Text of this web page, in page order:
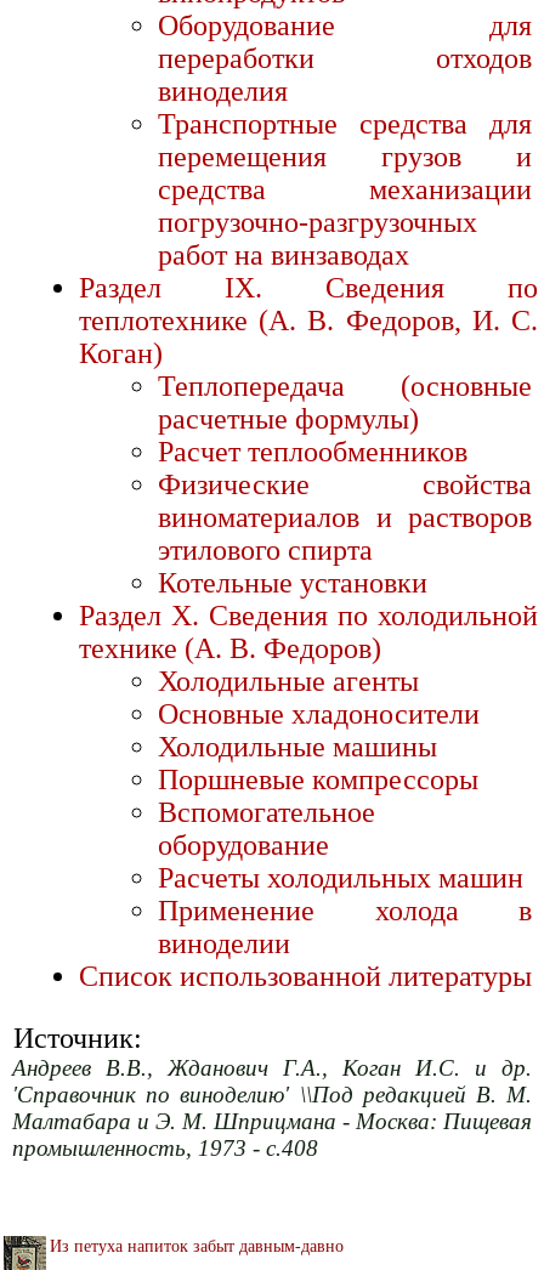
Оборудование для
переработки отходов
виноделия
Транспортные средства для
перемещения грузов и
средства механизации
погрузочно-разгрузочных
работ на винзаводах
Раздел IX. Сведения по
теплотехнике (А. В. Федоров, И. С.
Коган)
Теплопередача (основные
расчетные формулы)
Расчет теплообменников
Физические свойства
виноматериалов и растворов
этилового спирта
Котельные установки
Раздел X. Сведения по холодильной
технике (А. В. Федоров)
Холодильные агенты
Основные хладоносители
Холодильные машины
Поршневые компрессоры
Вспомогательное
оборудование
Расчеты холодильных машин
Применение холода в
виноделии
Список использованной литературы
Источник:
Андреев В.В., Жданович Г.А., Коган И.С. и др.
'Справочник по виноделию' \\Под редакцией В. М.
Малтабара и Э. М. Шприцмана - Москва: Пищевая
промышленность, 1973 - с.408
Из петуха напиток забыт давным-давно